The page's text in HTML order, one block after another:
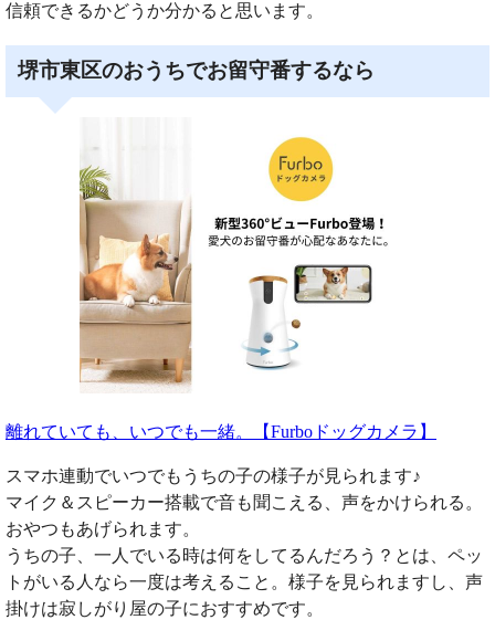
信頼できるかどうか分かると思います。
堺市東区のおうちでお留守番するなら
離れていても、いつでも一緒。【Furboドッグカメラ】
スマホ連動でいつでもうちの子の様子が見られます♪
マイク＆スピーカー搭載で音も聞こえる、声をかけられる。
おやつもあげられます。
うちの子、一人でいる時は何をしてるんだろう？とは、ペッ
トがいる人なら一度は考えること。様子を見られますし、声
掛けは寂しがり屋の子におすすめです。